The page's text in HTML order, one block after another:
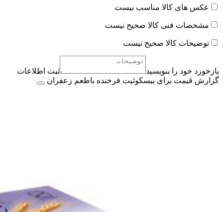
عکس های کالا مناسب نیست
مشخصات فنی کالا صحیح نیست
توضیحات کالا صحیح نیست
بازخورد خود را بنویسید
ثبت اطلاعات
گزارش قیمت برای بيسکوئيت فرخنده باطعم زعفران